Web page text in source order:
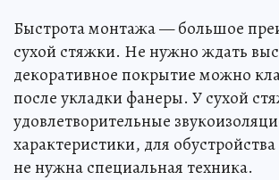
Быстрота монтажа — большое
сухой стяжки. Не нужно ждать
декоративное покрытие можно
после укладки фанеры. У сухой
удовлетворительные
характеристики, для
не нужна специальная техника.